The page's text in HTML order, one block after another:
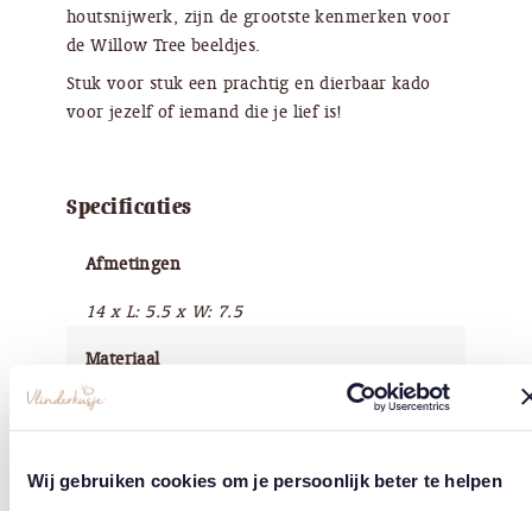
Wij gebruiken cookies om je persoonlijk beter te helpen
houtsnijwerk, zijn de grootste kenmerken voor
de Willow Tree beeldjes.
Stuk voor stuk een prachtig en dierbaar kado
voor jezelf of iemand die je lief is!
Specificaties
Afmetingen
14 x L: 5.5 x W: 7.5
Materiaal
Kunsthars